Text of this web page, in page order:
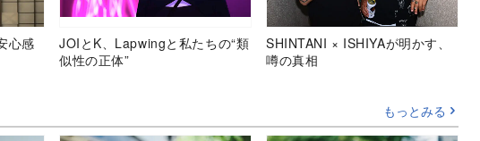
心感
JOIとK、Lapwingと私たちの“類
似性の正体”
SHINTANI × ISHIYAが明かす、
噂の真相
もっとみる